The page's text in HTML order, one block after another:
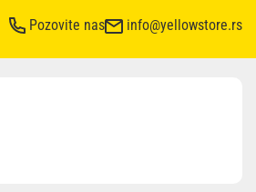
Pozovite nas info@yellowstore.rs